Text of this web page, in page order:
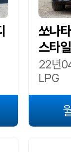
쏘나
스타일
22년
LPG